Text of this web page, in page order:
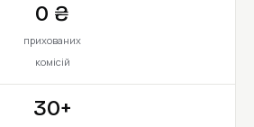
0 ₴
прихованих
комісій
30+